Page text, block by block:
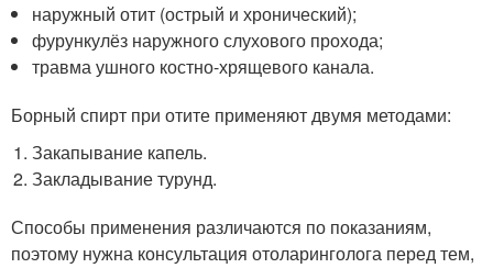
наружный отит (острый и хронический);
фурункулёз наружного слухового прохода;
травма ушного костно-хрящевого канала.
Борный спирт при отите применяют двумя методами:
Закапывание капель.
Закладывание турунд.
Способы применения различаются по показаниям,
поэтому нужна консультация отоларинголога перед тем,